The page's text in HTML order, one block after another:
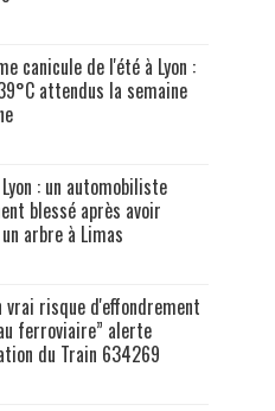
canicule de l'été à Lyon :
attendus la semaine
: un automobiliste
blessé après avoir
arbre à Limas
vrai risque d'effondrement
ferroviaire” alerte
du Train 634269